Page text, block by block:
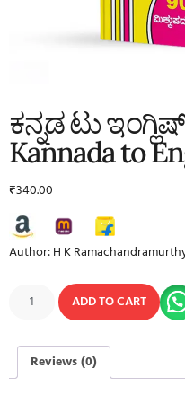
ಕನ್ನಡ ಟು
Kannada to
₹340.00
Author: H K
ADD TO CART
Reviews (0)